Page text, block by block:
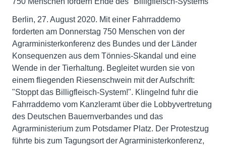
Berlin, 27. August 2020. Mit einer Fahrraddemo
forderten am Donnerstag 750 Menschen von der
Agrarministerkonferenz des Bundes und der Länder
Konsequenzen aus dem Tönnies-Skandal und eine
Wende in der Tierhaltung. Begleitet wurden sie von
einem fliegenden Riesenschwein mit der Aufschrift:
"Stoppt das Billigfleisch-System!". Klingelnd fuhr die
Fahrraddemo vom Kanzleramt über die Lobbyvertretung
des Deutschen Bauernverbandes und das
Agrarministerium zum Potsdamer Platz. Der Protestzug
führte bis zum Tagungsort der Agrarministerkonferenz,